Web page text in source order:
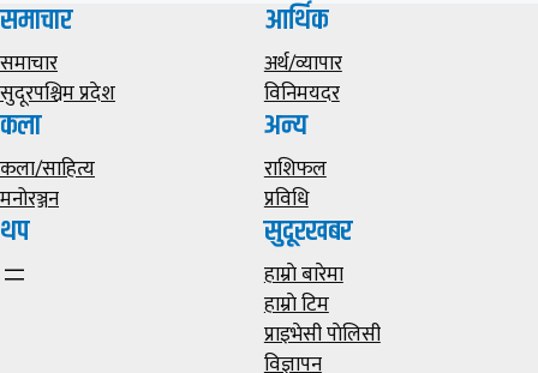
समाचार
समाचार
सुदूरपश्चिम प्रदेश
आर्थिक
अर्थ/व्यापार
विनिमयदर
कला
कला/साहित्य
मनोरञ्जन
अन्य
राशिफल
प्रविधि
थप सुदूरखबर
हाम्राे बारेमा
हाम्राे टिम
प्राइभेसी पाेलिसी
विज्ञापन